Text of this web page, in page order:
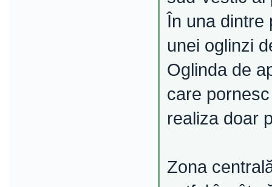
În una dintre
unei oglinzi
Oglinda de
care
realiza doar
Zona